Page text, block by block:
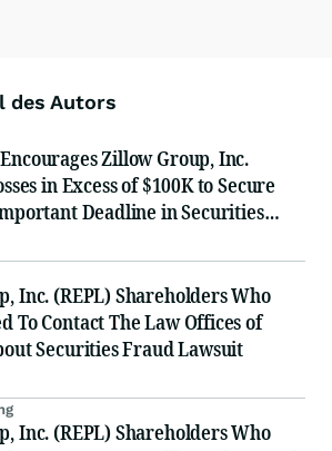
des Autors
Zillow Group, Inc.
in Excess of $100K to Secure
Deadline in Securities
by the Firm - Z, ZG
Inc. (REPL) Shareholders Who
To Contact The Law Offices of
Securities Fraud Lawsuit
Inc. (REPL) Shareholders Who